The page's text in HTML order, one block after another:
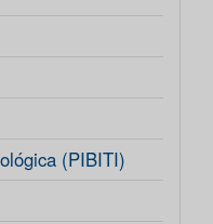
(PIBITI)